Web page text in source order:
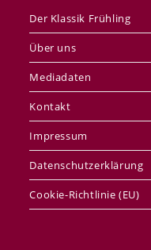
Der Klassik Frühling
Über uns
Mediadaten
Kontakt
Impressum
Datenschutzerklärung
Cookie-Richtlinie (EU)